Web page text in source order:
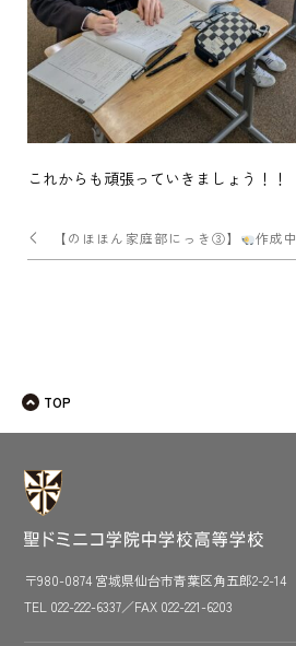
これからも頑張っていきましょう！！
投
稿
ゲー
ショ
【のほほん家庭部にっき③】 作成中
TOP
〒980-0874 宮城県仙台市青葉区角五郎2-2-14
TEL 022-222-6337／FAX 022-221-6203